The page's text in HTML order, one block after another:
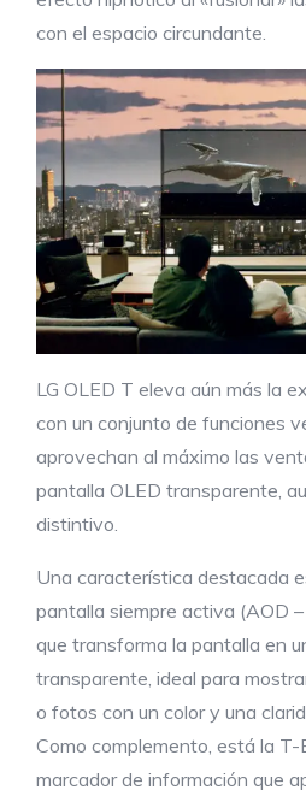
con el espacio circundante.
LG OLED T eleva aún más la
con un conjunto de funciones
aprovechan al máximo las
pantalla OLED transparente,
distintivo.
Una característica destacada
pantalla siempre activa (AOD
que transforma la pantalla en
transparente, ideal para
o fotos con un color y una
Como complemento, está la T-
marcador de información que